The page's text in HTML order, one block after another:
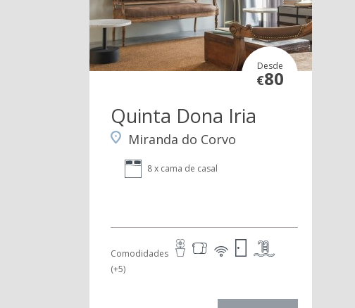
Desde
€80
Quinta Dona Iria
Miranda do Corvo
8 x cama de casal
Comodidades
(+5)